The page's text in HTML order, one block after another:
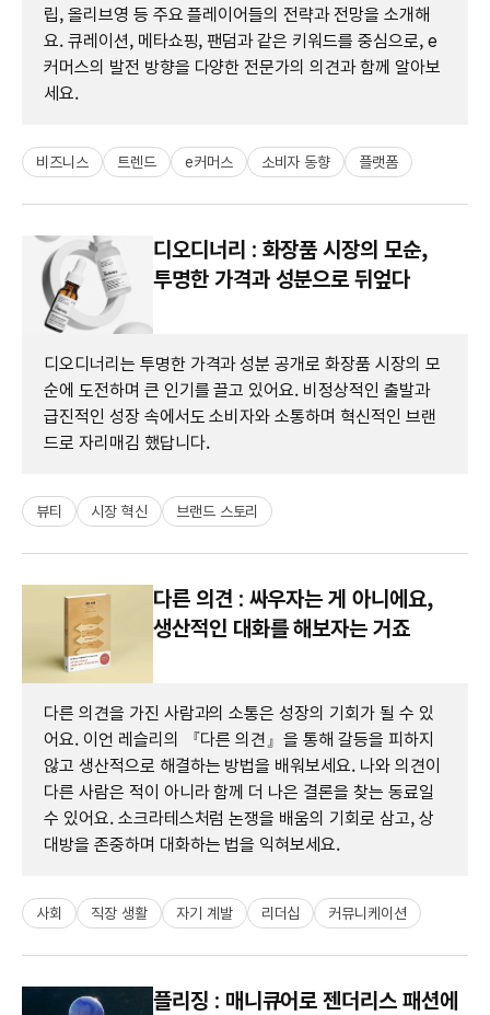
립, 올리브영 등 주요 플레이어들의 전략과 전망을 소개해
요. 큐레이션, 메타쇼핑, 팬덤과 같은 키워드를 중심으로, e
커머스의 발전 방향을 다양한 전문가의 의견과 함께 알아보
세요.
비즈니스 트렌드 e커머스 소비자 동향 플랫폼
디오디너리 : 화장품 시장의 모순,
투명한 가격과 성분으로 뒤엎다
디오디너리는 투명한 가격과 성분 공개로 화장품 시장의 모
순에 도전하며 큰 인기를 끌고 있어요. 비정상적인 출발과
급진적인 성장 속에서도 소비자와 소통하며 혁신적인 브랜
드로 자리매김 했답니다.
뷰티 시장 혁신 브랜드 스토리
다른 의견 : 싸우자는 게 아니에요,
생산적인 대화를 해보자는 거죠
다른 의견을 가진 사람과의 소통은 성장의 기회가 될 수 있
어요. 이언 레슬리의 『다른 의견』을 통해 갈등을 피하지
않고 생산적으로 해결하는 방법을 배워보세요. 나와 의견이
다른 사람은 적이 아니라 함께 더 나은 결론을 찾는 동료일
수 있어요. 소크라테스처럼 논쟁을 배움의 기회로 삼고, 상
대방을 존중하며 대화하는 법을 익혀보세요.
사회 직장 생활 자기 계발 리더십 커뮤니케이션
플리징 : 매니큐어로 젠더리스 패션에